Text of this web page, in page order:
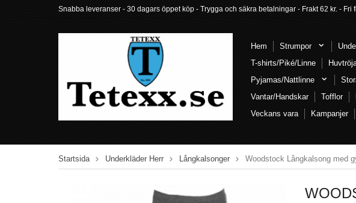
Snabba leveranser - 30 dagars öppet köp - Trygga och säkra betalningar - Frakt 62 kr. - Fri
Hem Strumpor
T-shirts/Piké/Linne
Pyjamas/Nattlinne
Vantar/Handskar
Tofflor
Veckans vara
Kampanjer
Startsida Underkläder Herr Långkalsonger Woodstock Långkalsong med